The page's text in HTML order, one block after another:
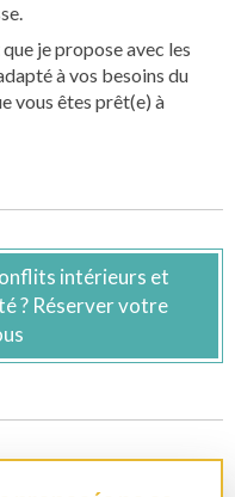
je propose avec les
à vos besoins du
vous êtes prêt(e) à
intérieurs et
? Réserver votre